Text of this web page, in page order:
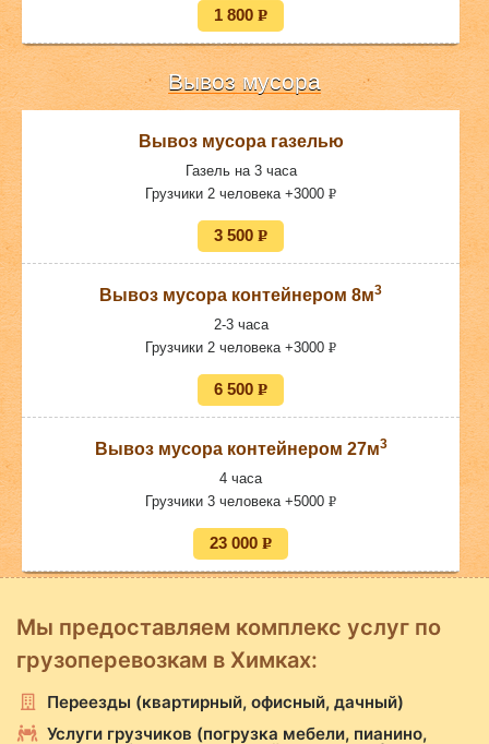
1 800P
УБ.
Вывоз мусора
Вывоз мусора газелью
Газель на 3 часа
Грузчики 2 человека +3000P
3 500P
УБ.
Вывоз мусора контейнером 8м3
2-3 часа
Грузчики 2 человека +3000P
6 500P
УБ.
Вывоз мусора контейнером 27м3
4 часа
Грузчики 3 человека +5000P
23 000P
УБ.
Мы предоставляем комплекс услуг по
грузоперевозкам в Химках:
Переезды (квартирный, офисный, дачный)
Услуги грузчиков (погрузка мебели, пианино,